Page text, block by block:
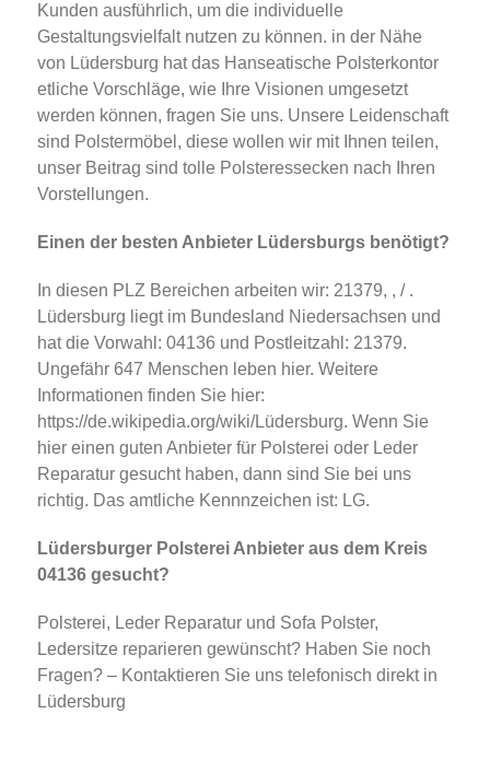
Kunden ausführlich, um die individuelle
Gestaltungsvielfalt nutzen zu können. in der Nähe
von Lüdersburg hat das Hanseatische Polsterkontor
etliche Vorschläge, wie Ihre Visionen umgesetzt
werden können, fragen Sie uns. Unsere Leidenschaft
sind Polstermöbel, diese wollen wir mit Ihnen teilen,
unser Beitrag sind tolle Polsteressecken nach Ihren
Vorstellungen.
Einen der besten Anbieter Lüdersburgs benötigt?
In diesen PLZ Bereichen arbeiten wir: 21379, , / .
Lüdersburg liegt im Bundesland Niedersachsen und
hat die Vorwahl: 04136 und Postleitzahl: 21379.
Ungefähr 647 Menschen leben hier. Weitere
Informationen finden Sie hier:
https://de.wikipedia.org/wiki/Lüdersburg. Wenn Sie
hier einen guten Anbieter für Polsterei oder Leder
Reparatur gesucht haben, dann sind Sie bei uns
richtig. Das amtliche Kennnzeichen ist: LG.
Lüdersburger Polsterei Anbieter aus dem Kreis
04136 gesucht?
Polsterei, Leder Reparatur und Sofa Polster,
Ledersitze reparieren gewünscht? Haben Sie noch
Fragen? – Kontaktieren Sie uns telefonisch direkt in
Lüdersburg